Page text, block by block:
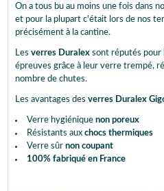
On a tous bu au moins une fois dans
et pour la plupart c'était lors de nos
précisément à la cantine.
Les verres Duralex sont réputés pour
épreuves grâce à leur verre trempé,
nombre de chutes.
Les avantages des verres Duralex
Verre hygiénique non poreux
Résistants aux chocs thermiques
Verre sûr non coupant
100% fabriqué en France